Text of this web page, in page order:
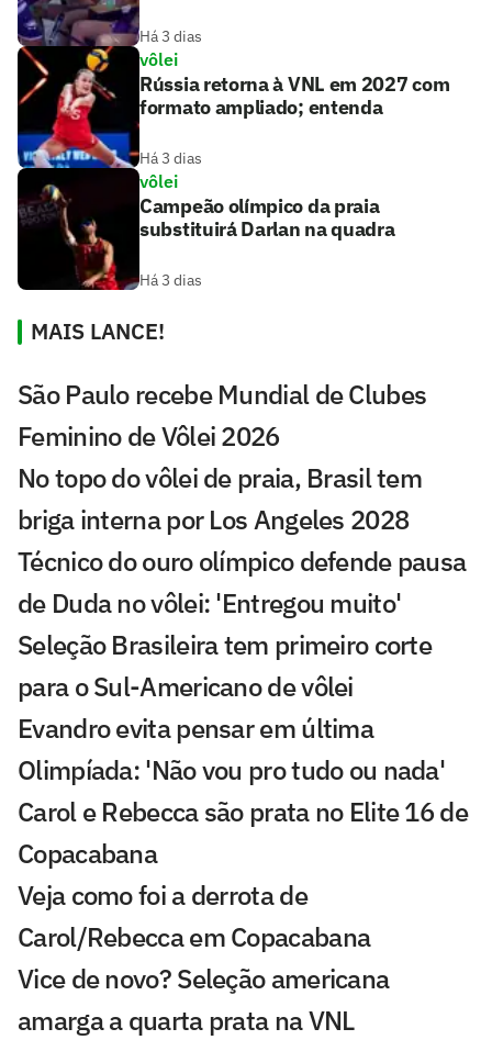
Há 3 dias
vôlei
Rússia retorna à VNL em 2027 com
formato ampliado; entenda
Há 3 dias
vôlei
Campeão olímpico da praia
substituirá Darlan na quadra
Há 3 dias
MAIS LANCE!
São Paulo recebe Mundial de Clubes
Feminino de Vôlei 2026
No topo do vôlei de praia, Brasil tem
briga interna por Los Angeles 2028
Técnico do ouro olímpico defende pausa
de Duda no vôlei: 'Entregou muito'
Seleção Brasileira tem primeiro corte
para o Sul-Americano de vôlei
Evandro evita pensar em última
Olimpíada: 'Não vou pro tudo ou nada'
Carol e Rebecca são prata no Elite 16 de
Copacabana
Veja como foi a derrota de
Carol/Rebecca em Copacabana
Vice de novo? Seleção americana
amarga a quarta prata na VNL